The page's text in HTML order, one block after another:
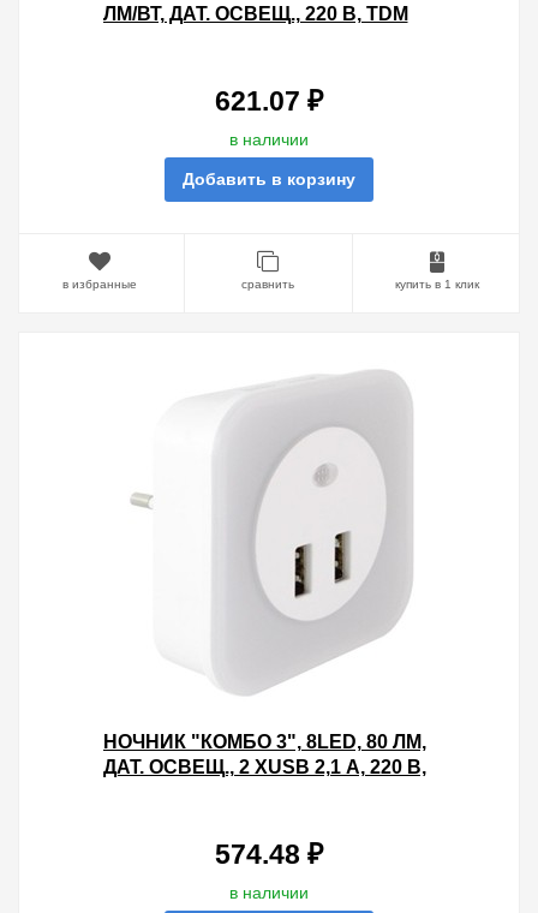
ЛМ/ВТ, ДАТ. ОСВЕЩ., 220 В, TDM
621.07 ₽
в наличии
Добавить в корзину
в избранные сравнить купить в 1 клик
НОЧНИК "КОМБО 3", 8LED, 80 ЛМ,
ДАТ. ОСВЕЩ., 2 ХUSB 2,1 А, 220 В,
574.48 ₽
в наличии